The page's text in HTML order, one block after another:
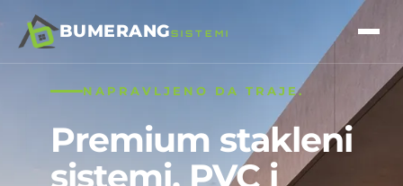
BUMERANGSISTEMI
NAPRAVLJENO DA TRAJE.
Premium stakleni
sistemi, PVC i